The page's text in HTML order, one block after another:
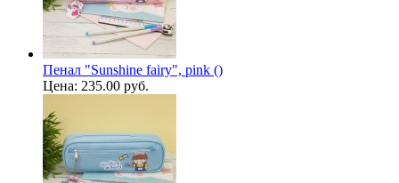
Пенал "Sunshine fairy", pink ()
Цена: 235.00 руб.